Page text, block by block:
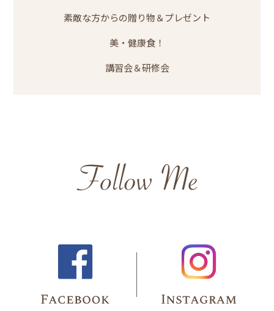
素敵な方からの贈り物＆プレゼント
美・健康食！
講習会＆研修会